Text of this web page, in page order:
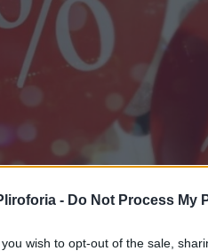
- Do Not Process My
you wish to opt-out of the sale,